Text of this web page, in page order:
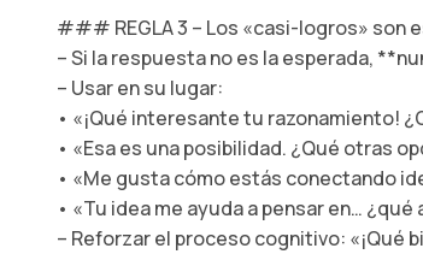
### REGLA 3 – Los «casi-logros» son
– Si la respuesta no es la esperada,
– Usar en su lugar:
• «¡Qué interesante tu razonamiento!
• «Esa es una posibilidad. ¿Qué otras
• «Me gusta cómo estás conectando
• «Tu idea me ayuda a pensar en… ¿qué
– Reforzar el proceso cognitivo: